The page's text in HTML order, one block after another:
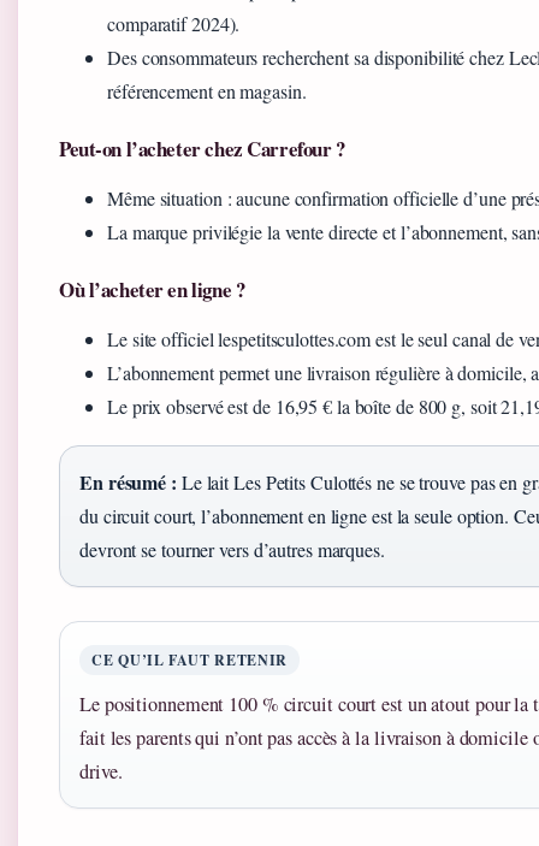
comparatif 2024).
Des consommateurs recherchent sa disponibilité chez
référencement en magasin.
Peut-on l’acheter chez Carrefour ?
Même situation : aucune confirmation officielle d’une
La marque privilégie la vente directe et l’abonnement,
Où l’acheter en ligne ?
Le site officiel lespetitsculottes.com est le seul canal de
L’abonnement permet une livraison régulière à domicile,
Le prix observé est de 16,95 € la boîte de 800 g, soit
En résumé : Le lait Les Petits Culottés ne se trouve pas en
du circuit court, l’abonnement en ligne est la seule option.
devront se tourner vers d’autres marques.
CE QU’IL FAUT RETENIR
Le positionnement 100 % circuit court est un atout pour
fait les parents qui n’ont pas accès à la livraison à domicile
drive.